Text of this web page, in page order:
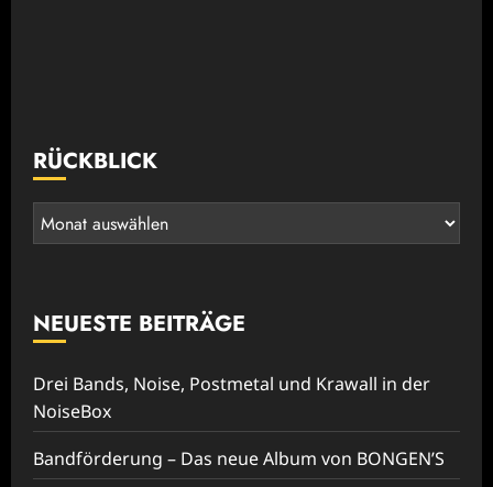
RÜCKBLICK
Rückblick
NEUESTE BEITRÄGE
Drei Bands, Noise, Postmetal und Krawall in der
NoiseBox
Bandförderung – Das neue Album von BONGEN’S